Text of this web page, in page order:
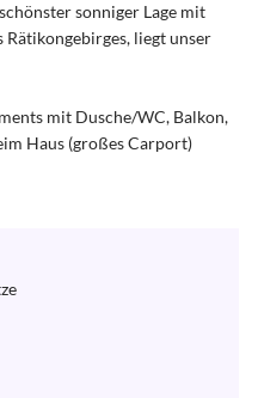
sonniger Lage mit
liegt unser
mit Dusche/WC, Balkon,
Haus (großes Carport)